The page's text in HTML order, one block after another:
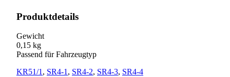
Produktdetails
Gewicht
0,15 kg
Passend für Fahrzeugtyp
KR51/1 , SR4-1 , SR4-2, SR4-3, SR4-4